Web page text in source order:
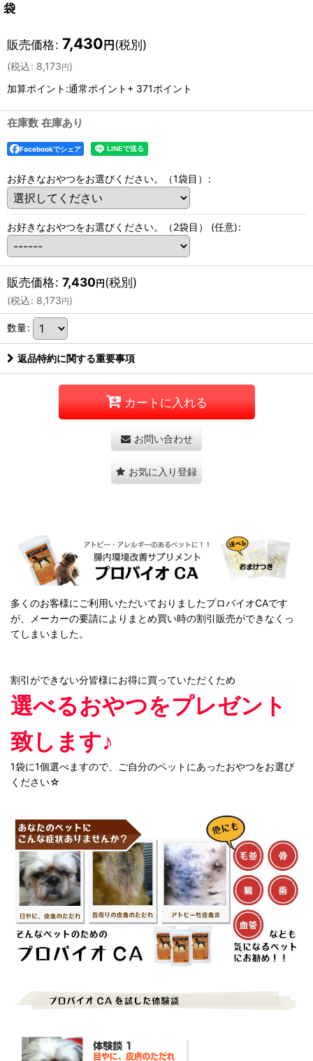
袋
販売価格: 7,430 円 (税別)
(税込: 8,173円)
加算ポイント:通常ポイント+ 371ポイント
在庫数 在庫あり
Facebookでシェア
お好きなおやつをお選びください。（1袋目） :
お好きなおやつをお選びください。（2袋目） (任意):
販売価格: 7,430円(税別)
(税込: 8,173円)
数量:
返品特約に関する重要事項
カートに入れる
お問い合わせ
お気に入り登録
多くのお客様にご利用いただいておりましたプロバイオCAです
が、メーカーの要請によりまとめ買い時の割引販売ができなくっ
てしまいました。
割引ができない分皆様にお得に買っていただくため
選べるおやつをプレゼント
致します♪
1袋に1個選べますので、ご自分のペットにあったおやつをお選び
ください☆